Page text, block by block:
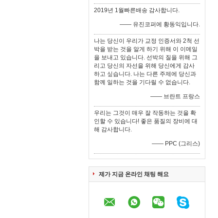
2019년 1월빠른배송 감사합니다.
—— 유진코퍼에 황동익입니다.
나는 당신이 우리가 교정 인증서와 2척 선
박을 받는 것을 알게 하기 위해 이 이메일
을 보내고 있습니다. 선박의 질을 위해 그
리고 당신의 자선을 위해 당신에게 감사
하고 싶습니다. 나는 다른 주제에 당신과
함께 일하는 것을 기다릴 수 없습니다.
—— 브란트 프랑스
우리는 그것이 매우 잘 작동하는 것을 확
인할 수 있습니다! 좋은 품질의 장비에 대
해 감사합니다.
—— PPC (그리스)
제가 지금 온라인 채팅 해요